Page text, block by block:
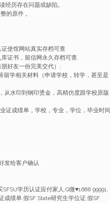
经历存在问题或缺陷。
的原件 。
使馆网站真实存档可查
证书，留信网永久存档可查.
好友一份完美交代）;
留学相关材料（申请学校，转学，甚至是
从水印到钢印烫金，高精仿度跟学校原版
证成绩单，学校，专业，学位，毕业时间
发给客户确认
学历认证应付家人,Q微♥1688 99991,
成绩单,假SF State研究生学位证,假SF